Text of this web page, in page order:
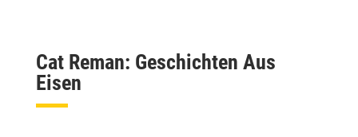
Cat Reman: Geschichten Aus
Eisen